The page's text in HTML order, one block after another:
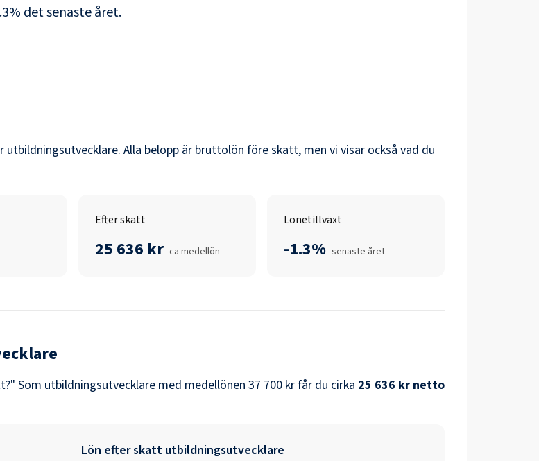
% det senaste året.
utbildningsutvecklare. Alla belopp är bruttolön före skatt, men vi visar också vad du
Efter skatt
25 636 kr ca medellön
Lönetillväxt
-1.3% senaste året
Som utbildningsutvecklare med medellönen 37 700 krfår du cirka 25 636 kr netto
Lön efter skatt utbildningsutvecklare